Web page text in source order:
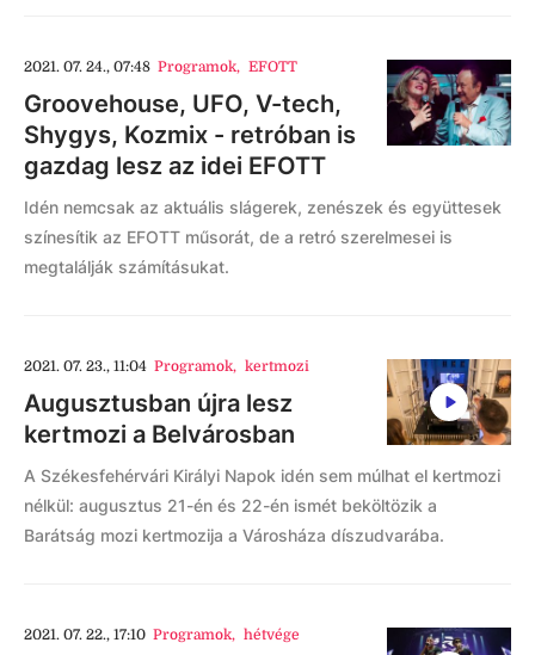
2021. 07. 24., 07:48 Programok, EFOTT
Groovehouse, UFO, V-tech,
Shygys, Kozmix - retróban is
gazdag lesz az idei EFOTT
Idén nemcsak az aktuális slágerek, zenészek és együttesek
színesítik az EFOTT műsorát, de a retró szerelmesei is
megtalálják számításukat.
2021. 07. 23., 11:04 Programok, kertmozi
Augusztusban újra lesz
kertmozi a Belvárosban
A Székesfehérvári Királyi Napok idén sem múlhat el kertmozi
nélkül: augusztus 21-én és 22-én ismét beköltözik a
Barátság mozi kertmozija a Városháza díszudvarába.
2021. 07. 22., 17:10 Programok, hétvége